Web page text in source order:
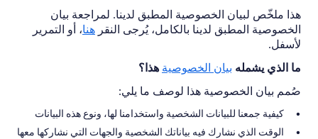
هذا ملخّص لبيان الخصوصية المطبق لدينا. لمراجعة بيان
الخصوصية المطبق لدينا بالكامل، يُرجى النقر هنا، أو التمرير
لأسفل.
ما الذي يشمله بيان الخصوصية هذا؟
صُمم بيان الخصوصية هذا لوصف ما يلي:
كيفية جمعنا للبيانات الشخصية واستخدامنا لها، ونوع هذه البيانات
الوقت الذي نشارك فيه بياناتك الشخصية والجهات التي نشاركها معها